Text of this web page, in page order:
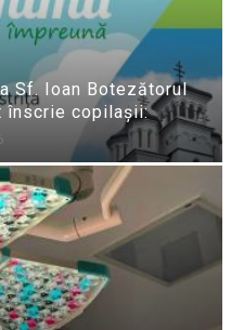
Sf. Ioan Botezătorul
înscrie copilașii: